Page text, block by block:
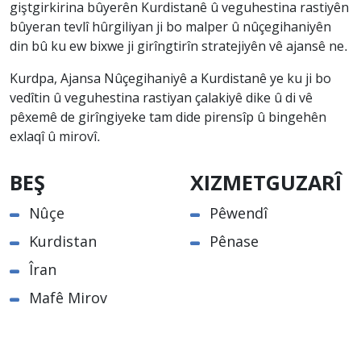
giştgirkirina bûyerên Kurdistanê û veguhestina rastiyên
bûyeran tevlî hûrgiliyan ji bo malper û nûçegihaniyên
din bû ku ew bixwe ji girîngtirîn stratejiyên vê ajansê ne.
Kurdpa, Ajansa Nûçegihaniyê a Kurdistanê ye ku ji bo
vedîtin û veguhestina rastiyan çalakiyê dike û di vê
pêxemê de girîngiyeke tam dide pirensîp û bingehên
exlaqî û mirovî.
BEŞ
Nûçe
Kurdistan
Îran
Mafê Mirov
XIZMETGUZARÎ
Pêwendî
Pênase